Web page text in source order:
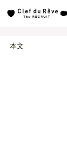
本文